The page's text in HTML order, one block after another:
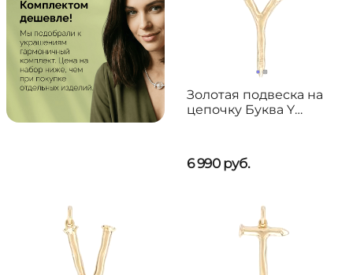
Золотая подвеска на
цепочку Буква Y
6 990 руб.